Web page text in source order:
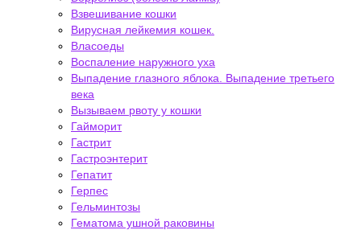
Взвешивание кошки
Вирусная лейкемия кошек.
Власоеды
Воспаление наружного уха
Выпадение глазного яблока. Выпадение третьего
века
Вызываем рвоту у кошки
Гайморит
Гастрит
Гастроэнтерит
Гепатит
Герпес
Гельминтозы
Гематома ушной раковины